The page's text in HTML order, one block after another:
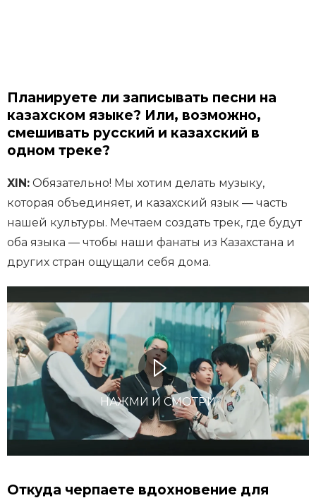
Планируете ли записывать песни на
казахском языке? Или, возможно,
смешивать русский и казахский в
одном треке?
XIN: Обязательно! Мы хотим делать музыку,
которая объединяет, и казахский язык — часть
нашей культуры. Мечтаем создать трек, где будут
оба языка — чтобы наши фанаты из Казахстана и
других стран ощущали себя дома.
НАЖМИ И СМОТРИ
Откуда черпаете вдохновение для